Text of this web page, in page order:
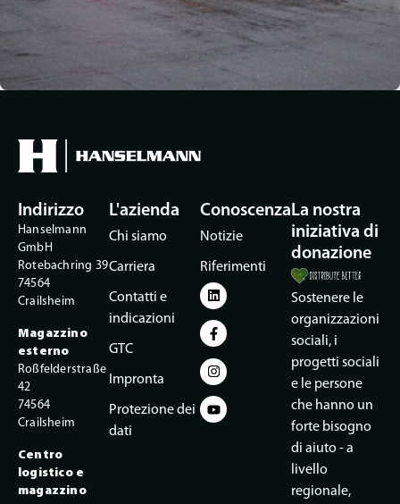
Indirizzo
Hanselmann
GmbH
Rotebachring 39
74564
Crailsheim
Magazzino
esterno
Roßfelderstraße
42
74564
Crailsheim
Centro
logistico e
magazzino
L'azienda
Chi siamo
Carriera
Contatti e
indicazioni
GTC
Impronta
Protezione dei
dati
Conoscenza
Notizie
Riferimenti
La nostra
iniziativa di
donazione
Sostenere le
organizzazioni
sociali, i
progetti sociali
e le persone
che hanno un
forte bisogno
di aiuto - a
livello
regionale,